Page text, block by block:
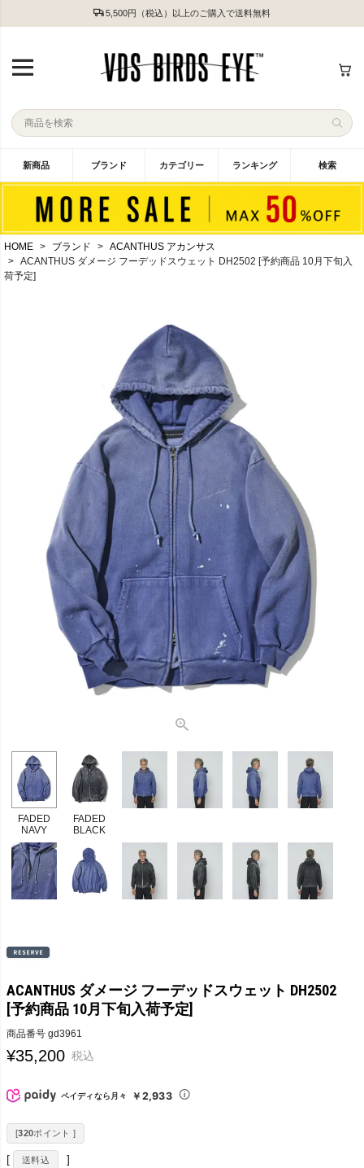
5,500円（税込）以上のご購入で送料無料
新商品 ブランド カテゴリー ランキング 検索
HOME ブランド
ACANTHUS アカンサス
ACANTHUS ダメージ フーデッドスウェット DH2502 [予約商品 10月下旬入
荷予定]
FADED
NAVY
FADED
BLACK
ACANTHUS ダメージ フーデッドスウェット DH2502
[予約商品 10月下旬入荷予定]
商品番号 gd3961
¥35,200 税込
ペイディなら月々 ￥2,933
[320ポイント ]
送料込